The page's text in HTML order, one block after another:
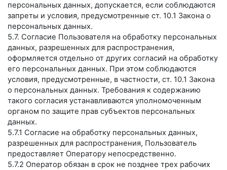
персональных данных, допускается, если соблюдаются
запреты и условия, предусмотренные ст. 10.1 Закона о
персональных данных.
5.7. Согласие Пользователя на обработку персональных
данных, разрешенных для распространения,
оформляется отдельно от других согласий на обработку
его персональных данных. При этом соблюдаются
условия, предусмотренные, в частности, ст. 10.1 Закона
о персональных данных. Требования к содержанию
такого согласия устанавливаются уполномоченным
органом по защите прав субъектов персональных
данных.
5.7.1 Согласие на обработку персональных данных,
разрешенных для распространения, Пользователь
предоставляет Оператору непосредственно.
5.7.2 Оператор обязан в срок не позднее трех рабочих